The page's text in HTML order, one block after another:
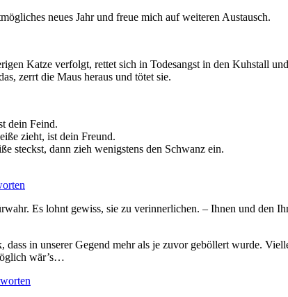
neues Jahr und freue mich auf weiteren Austausch.
Katze verfolgt, rettet sich in Todesangst in den Kuhstall
zerrt die Maus heraus und tötet sie.
dein Feind.
zieht, ist dein Freund.
steckst, dann zieh wenigstens den Schwanz ein.
Es lohnt gewiss, sie zu verinnerlichen. – Ihnen und den
dass in unserer Gegend mehr als je zuvor geböllert wurde.
wär’s…